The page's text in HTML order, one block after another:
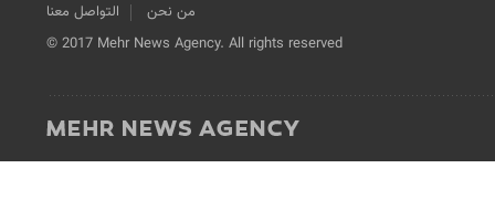
من نحن
التواصل معنا
© 2017 Mehr News Agency. All rights reserved